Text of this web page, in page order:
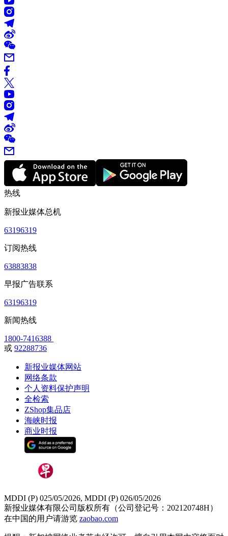
热线
新报业媒体总机
63196319
订阅热线
63883838
早报广告联系
63196319
新闻热线
1800-7416388
或 92288736
新报业媒体网站
网络条款
个人资料保护声明
全检索
ZShop集品店
海峡时报
商业时报
MDDI (P) 025/05/2026, MDDI (P) 026/05/2026
新报业媒体有限公司版权所有（公司登记号：202120748H）
在中国的用户请游览 zaobao.com